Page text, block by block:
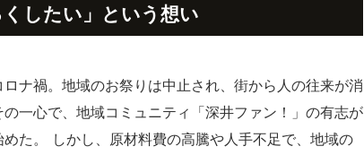
したい」という想い
ナ禍。地域のお祭りは中止され、街から人の往来が消
一心で、地域コミュニティ「深井ファン！」の有志が
た。 しかし、原材料費の高騰や人手不足で、地域の